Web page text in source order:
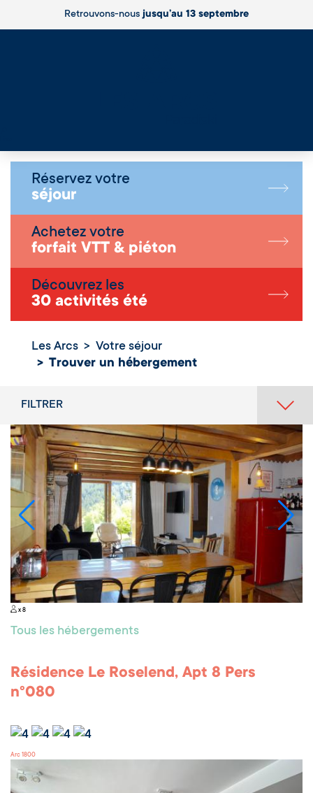
Retrouvons-nousjusqu’au 13 septembre
Réservez votre
séjour
Achetez votre
forfait VTT & piéton
Découvrez les
30 activités été
Les Arcs
Votre séjour
Trouver un hébergement
Trouver un
FILTRER
x 8
Tous les hébergements
Résidence Le Roselend, Apt 8 Pers
n°080
Arc 1800